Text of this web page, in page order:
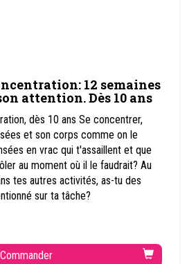
12 semaines
attention. Dès 10 ans
dès 10 ans Se concentrer,
et son corps comme on le
en vrac qui t'assaillent et que
au moment où il le faudrait? Au
tes autres activités, as-tu des
sur ta tâche?
Commander